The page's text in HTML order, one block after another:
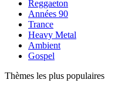
Reggaeton
Années 90
Trance
Heavy Metal
Ambient
Gospel
Thèmes les plus populaires